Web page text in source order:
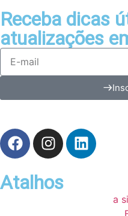
Receba dicas
atualizações
Atalhos
a